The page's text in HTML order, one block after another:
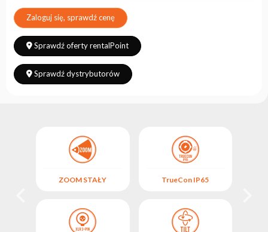
Zaloguj się, sprawdź cenę
Sprawdź oferty rentalPoint
Sprawdź dystrybutorów
ZOOM STAŁY TrueCon IP65